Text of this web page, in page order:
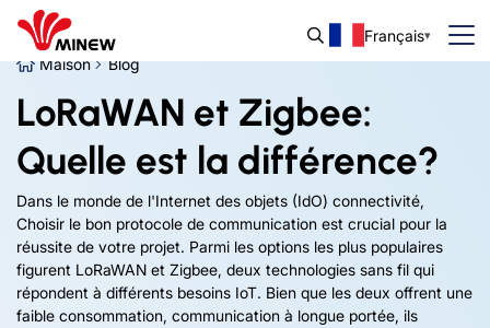
Français
Maison
Blog
LoRaWAN et Zigbee:
Quelle est la différence?
Dans le monde de l'Internet des objets (IdO) connectivité,
Choisir le bon protocole de communication est crucial pour la
réussite de votre projet. Parmi les options les plus populaires
figurent LoRaWAN et Zigbee, deux technologies sans fil qui
répondent à différents besoins IoT. Bien que les deux offrent une
faible consommation, communication à longue portée, ils